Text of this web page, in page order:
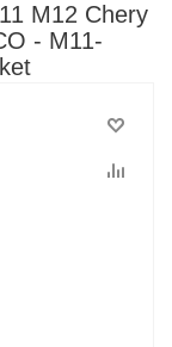
М12 Chery
- M11-